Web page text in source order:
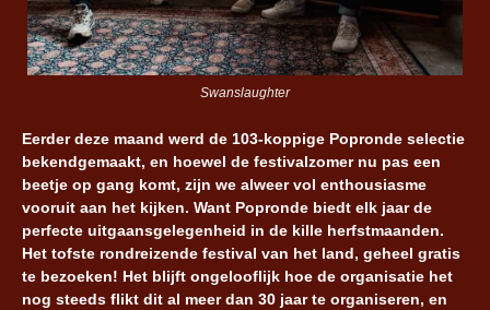
Swanslaughter
Eerder deze maand werd de 103-koppige Popronde selectie
bekendgemaakt, en hoewel de festivalzomer nu pas een
beetje op gang komt, zijn we alweer vol enthousiasme
vooruit aan het kijken. Want Popronde biedt elk jaar de
perfecte uitgaansgelegenheid in de kille herfstmaanden.
Het tofste rondreizende festival van het land, geheel gratis
te bezoeken! Het blijft ongelooflijk hoe de organisatie het
nog steeds flikt dit al meer dan 30 jaar te organiseren, en